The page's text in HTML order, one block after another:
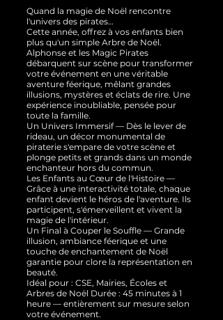
Quand la magie de Noël rencontre
l'univers des pirates…
Cette année, offrez à vos enfants bien
plus qu'un simple Arbre de Noël.
Alphonse et les Magic Pirates
débarquent sur scène pour transformer
votre événement en une véritable
aventure féerique, mêlant grandes
illusions, mystères et éclats de rire. Une
expérience inoubliable, pensée pour
toute la famille.
Un Univers Immersif — Dès le lever de
rideau, un décor monumental de
piraterie s'empare de votre scène et
plonge petits et grands dans un monde
enchanteur hors du commun.
Les Enfants au Cœur de l'Histoire —
Grâce à une interactivité totale, chaque
enfant devient le héros de l'aventure. Ils
participent, s'émerveillent et vivent la
magie de l'intérieur.
Un Final à Couper le Souffle — Grande
illusion, ambiance féerique et une
touche de enchantement de Noël
garantie pour clore la représentation en
beauté.
Idéal pour : CSE, Mairies, Écoles et
Arbres de Noël Durée : 45 minutes à 1
heure — entièrement sur mesure selon
votre événement.